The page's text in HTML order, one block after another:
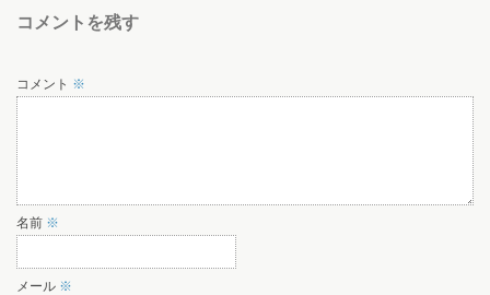
コメントを残す
コメント ※
名前 ※
メール ※